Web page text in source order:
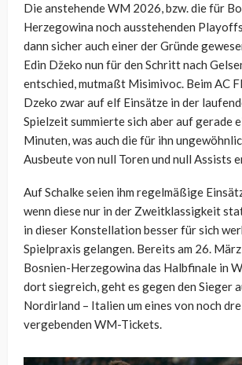
Die anstehende WM 2026, bzw. die für
Herzegowina noch ausstehenden
dann sicher auch einer der Gründe
Edin Džeko nun für den Schritt nach
entschied, mutmaßt Misimivoc. Beim AC
Dzeko zwar auf elf Einsätze in der
Spielzeit summierte sich aber auf gerade
Minuten, was auch die für ihn
Ausbeute von null Toren und null Assists
Auf Schalke seien ihm regelmäßige
wenn diese nur in der Zweitklassigkeit
in dieser Konstellation besser für sich
Spielpraxis gelangen. Bereits am 26.
Bosnien-Herzegowina das Halbfinale in
dort siegreich, geht es gegen den Sieger
Nordirland – Italien um eines von noch
vergebenden WM-Tickets.